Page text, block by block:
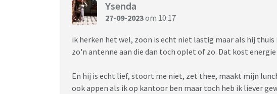
Ysenda
27-09-2023om 10:17
ik herken het wel, zoon is echt niet lastig maar als hij
zo'n antenne aan die dan toch oplet of zo. Dat kost
En hij is echt lief, stoort me niet, zet thee, maakt mijn
ook appen als ik op kantoor ben maar toch heb ik liever